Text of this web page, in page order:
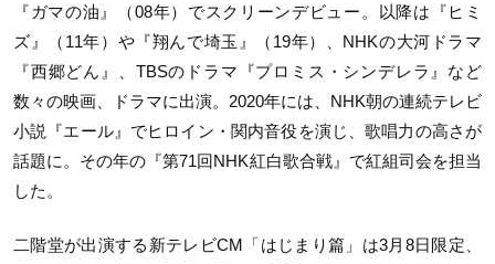
『ガマの油』（08年）でスクリーンデビュー。以降は『ヒミ
ズ』（11年）や『翔んで埼玉』（19年）、NHKの大河ドラマ
『西郷どん』、TBSのドラマ『プロミス・シンデレラ』など
数々の映画、ドラマに出演。2020年には、NHK朝の連続テレビ
小説『エール』でヒロイン・関内音役を演じ、歌唱力の高さが
話題に。その年の『第71回NHK紅白歌合戦』で紅組司会を担当
した。
二階堂が出演する新テレビCM「はじまり篇」は3月8日限定、